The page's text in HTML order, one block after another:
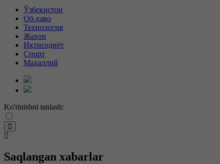
Ўзбекистон
Об-ҳаво
Технология
Жаҳон
Иқтисодиёт
Спорт
Маҳаллий
Ko'rinishni tanlash:
Saqlangan xabarlar